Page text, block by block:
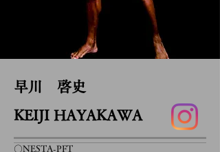
早川 啓史
KEIJI HAYAKAWA
​○NESTA-PFT